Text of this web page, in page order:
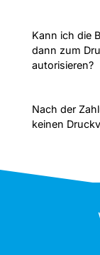
Kann ich die
dann zum
autorisieren?
Nach der
keinen